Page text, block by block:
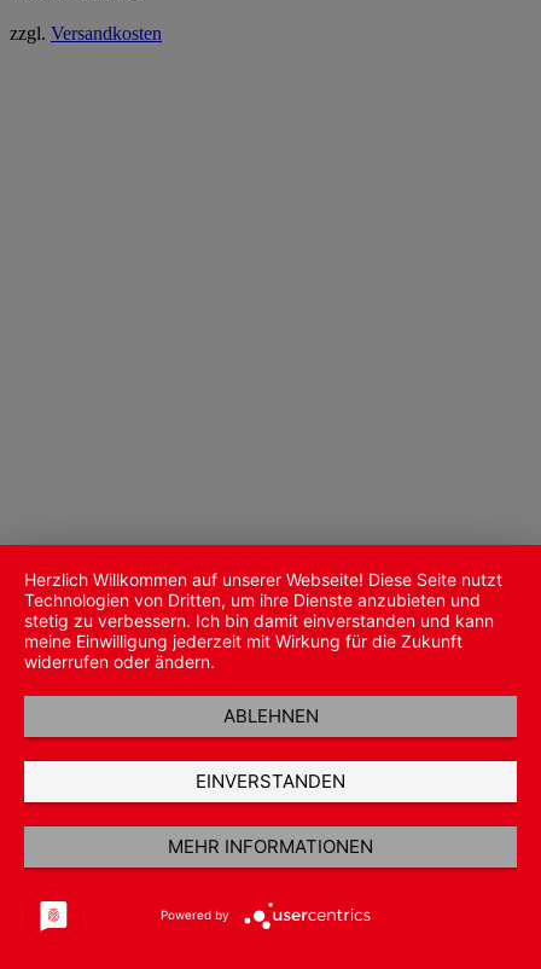
zzgl. Versandkosten
Herzlich Willkommen auf unserer Webseite! Diese Seite nutzt
Technologien von Dritten, um ihre Dienste anzubieten und
stetig zu verbessern. Ich bin damit einverstanden und kann
meine Einwilligung jederzeit mit Wirkung für die Zukunft
widerrufen oder ändern.
ABLEHNEN
EINVERSTANDEN
MEHR INFORMATIONEN
Powered by